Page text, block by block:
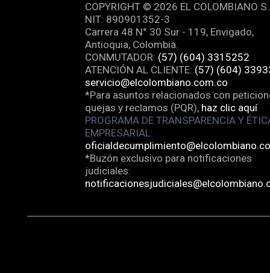
COPYRIGHT © 2026 EL COLOMBIANO
NIT: 890901352-3
Carrera 48 N° 30 Sur - 119, Envigado,
Antioquia, Colombia.
CONMUTADOR: (57) (604) 3315252
ATENCIÓN AL CLIENTE: (57) (604)
servicio@elcolombiano.com.co
*Para asuntos relacionados con
quejas y reclamos (PQR), haz clic aquí
PROGRAMA DE TRANSPARENCIA Y
EMPRESARIAL:
*Buzón exclusivo para notificaciones
judiciales: